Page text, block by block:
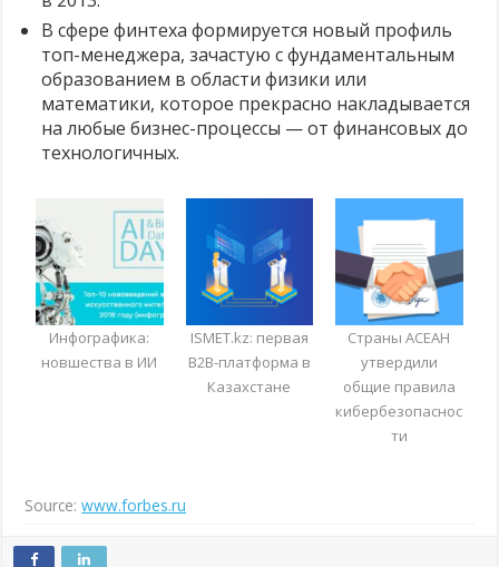
В сфере финтеха формируется новый профиль
топ-менеджера, зачастую с фундаментальным
образованием в области физики или
математики, которое прекрасно накладывается
на любые бизнес-процессы — от финансовых до
технологичных.
Инфографика:
новшества в ИИ
ISMET.kz: первая
B2B-платформа в
Казахстане
Cтраны АСЕАН
утвердили
общие правила
кибербезопаснос
ти
Source:www.forbes.ru